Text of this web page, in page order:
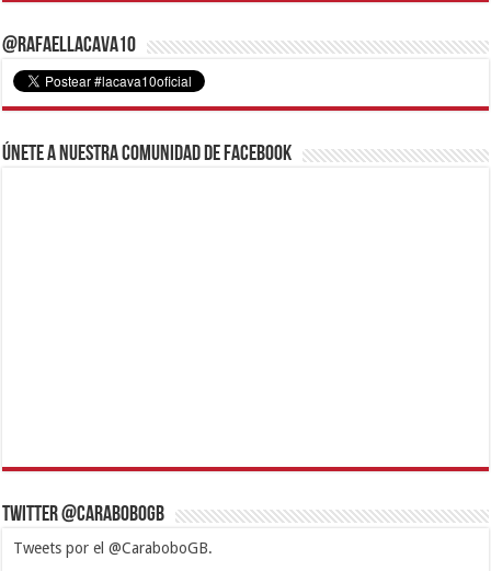
@RafaelLacava10
Únete a nuestra comunidad de Facebook
Twitter @CaraboboGB
Tweets por el @CaraboboGB.